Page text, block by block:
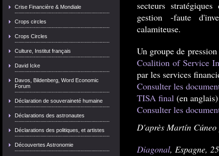
Crise Financière & Mondiale
Crops circles
Crops Circles
Culture, Institut français
David Icke
Davos, Bildenberg, Word Economic
Forum
Déclaration de souveraineté humaine
Déclarations des astronautes
Déclarations des politiques, et artistes
Découvertes Astronomie
secteurs
gestion -faute
calamiteuse.
Un groupe de
Coalition of Service
par les services
Consulter les
TISA final (en anglais)
Consulter les
D'après Martín
Diagonal, Espagne,